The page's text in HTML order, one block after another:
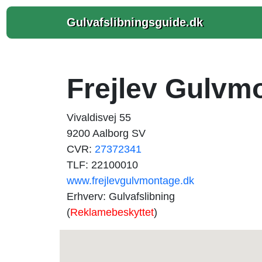
Gulvafslibningsguide.dk
Frejlev
Vivaldisvej 55
9200 Aalborg SV
CVR: 27372341
TLF: 22100010
www.frejlevgulvmontage.dk
Erhverv: Gulvafslibning
(Reklamebeskyttet)